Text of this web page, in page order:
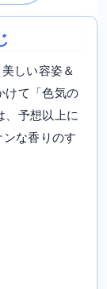
しい容姿＆
けて「色気の
、予想以上に
な香りのす